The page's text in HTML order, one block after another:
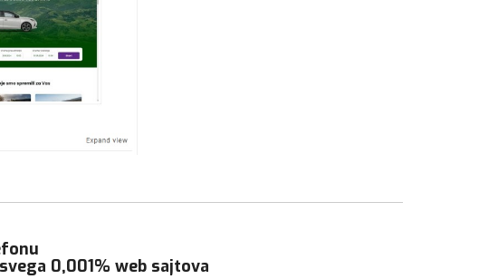
0,001% web sajtova